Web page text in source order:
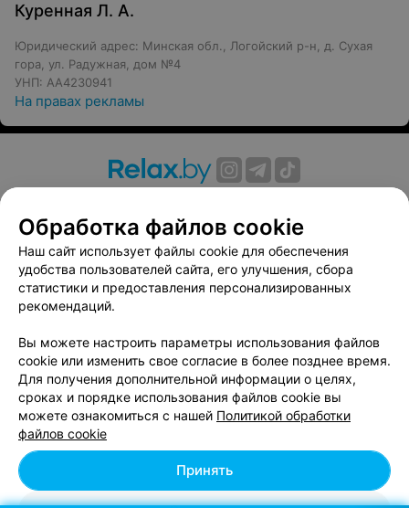
Куренная Л. А.
Юридический адрес: Минская обл., Логойский р-н, д. Сухая
гора, ул. Радужная, дом №4
УНП: AA4230941
На правах рекламы
Вакансии
Публичный договор
Способы оплаты
Публичный договор по использованию сервиса
«Афиша»
Пользовательское соглашение
Связаться по вопросам сотрудничества
Написать руководителю relax.by
Персональные настройки cookie
Обработка персональных данных
© 2026 ООО «Артокс Лаб», УНП 191700409, регистрирующий орган -
Обработка файлов cookie
Наш сайт использует файлы cookie для обеспечения
удобства пользователей сайта, его улучшения, сбора
статистики и предоставления персонализированных
рекомендаций.
Вы можете настроить параметры использования файлов
cookie или изменить свое согласие в более позднее время.
Для получения дополнительной информации о целях,
сроках и порядке использования файлов cookie вы
можете ознакомиться с нашей Политикой обработки
файлов cookie
Принять